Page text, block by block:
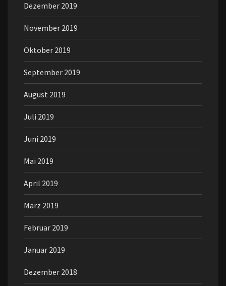
Dezember 2019
November 2019
Oktober 2019
September 2019
August 2019
Juli 2019
Juni 2019
Mai 2019
April 2019
März 2019
Februar 2019
Januar 2019
Dezember 2018